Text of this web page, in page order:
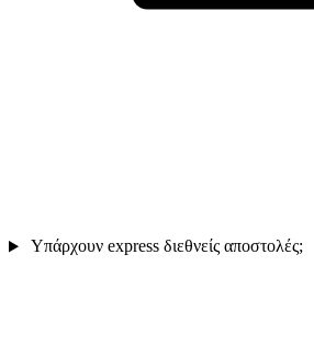
Υπάρχουν express διεθνείς αποστολές;